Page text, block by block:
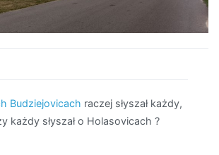
Budziejovicach raczej słyszał każdy,
każdy słyszał o Holasovicach ?